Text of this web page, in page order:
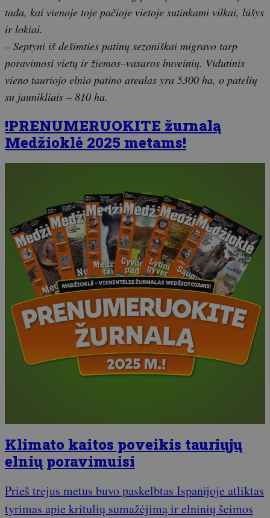
tada, kai vienoje toje pačioje vietoje sutinkami vilkai, lūšys
ir lokiai.
– Septyni iš dešimties patinų sezoniškai migravo tarp
poravimosi vietų ir žiemos–vasaros buveinių. Vidutinis
vieno tauriojo elnio patino arealas yra 5300 ha, o patelių
su jaunikliais – 810 ha.
!PRENUMERUOKITE žurnalą
Medžioklė 2025 metams!
Klimato kaitos poveikis tauriųjų
elnių poravimuisi
Prieš trejus metus buvo paskelbtas Ispanijoje atliktas
tyrimas apie kritulių sumažėjimą ir elninių šeimos